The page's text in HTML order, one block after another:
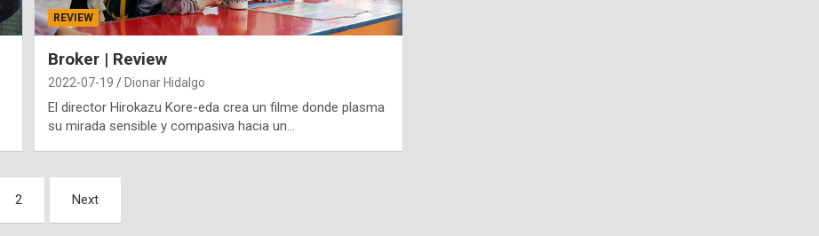
REVIEW
Broker | Review
2022-07-19 Dionar Hidalgo
El director Hirokazu Kore-eda crea un filme donde plasma
su mirada sensible y compasiva hacia un…
2 Next